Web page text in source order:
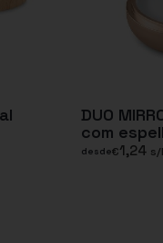
DUO
com
desde€1,24 s/